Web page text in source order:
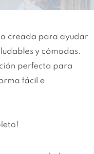
creada para ayudar
y cómodas.
perfecta para
fácil e